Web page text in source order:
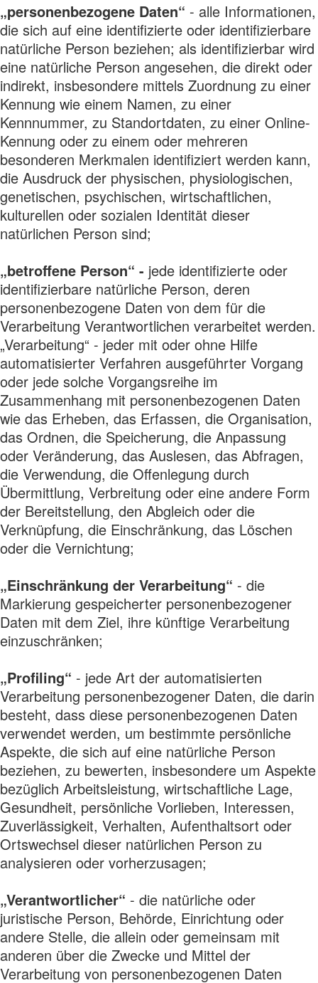
„personenbezogene Daten“ - alle Informationen,
die sich auf eine identifizierte oder identifizierbare
natürliche Person beziehen; als identifizierbar wird
eine natürliche Person angesehen, die direkt oder
indirekt, insbesondere mittels Zuordnung zu einer
Kennung wie einem Namen, zu einer
Kennnummer, zu Standortdaten, zu einer Online-
Kennung oder zu einem oder mehreren
besonderen Merkmalen identifiziert werden kann,
die Ausdruck der physischen, physiologischen,
genetischen, psychischen, wirtschaftlichen,
kulturellen oder sozialen Identität dieser
natürlichen Person sind;
„betroffene Person“ - jede identifizierte oder
identifizierbare natürliche Person, deren
personenbezogene Daten von dem für die
Verarbeitung Verantwortlichen verarbeitet werden.
„Verarbeitung“ - jeder mit oder ohne Hilfe
automatisierter Verfahren ausgeführter Vorgang
oder jede solche Vorgangsreihe im
Zusammenhang mit personenbezogenen Daten
wie das Erheben, das Erfassen, die Organisation,
das Ordnen, die Speicherung, die Anpassung
oder Veränderung, das Auslesen, das Abfragen,
die Verwendung, die Offenlegung durch
Übermittlung, Verbreitung oder eine andere Form
der Bereitstellung, den Abgleich oder die
Verknüpfung, die Einschränkung, das Löschen
oder die Vernichtung;
„Einschränkung der Verarbeitung“ - die
Markierung gespeicherter personenbezogener
Daten mit dem Ziel, ihre künftige Verarbeitung
einzuschränken;
„Profiling“ - jede Art der automatisierten
Verarbeitung personenbezogener Daten, die darin
besteht, dass diese personenbezogenen Daten
verwendet werden, um bestimmte persönliche
Aspekte, die sich auf eine natürliche Person
beziehen, zu bewerten, insbesondere um Aspekte
bezüglich Arbeitsleistung, wirtschaftliche Lage,
Gesundheit, persönliche Vorlieben, Interessen,
Zuverlässigkeit, Verhalten, Aufenthaltsort oder
Ortswechsel dieser natürlichen Person zu
analysieren oder vorherzusagen;
„Verantwortlicher“ - die natürliche oder
juristische Person, Behörde, Einrichtung oder
andere Stelle, die allein oder gemeinsam mit
anderen über die Zwecke und Mittel der
Verarbeitung von personenbezogenen Daten